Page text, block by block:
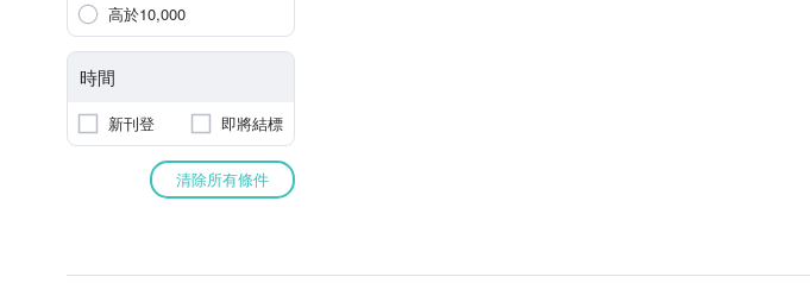
高於10,000
時間
新刊登 即將結標
清除所有條件